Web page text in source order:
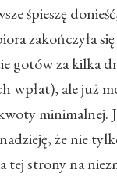
śpieszę
zakończyła się
gotów za kilka
wpłat), ale już
minimalnej.
że nie
tej strony na